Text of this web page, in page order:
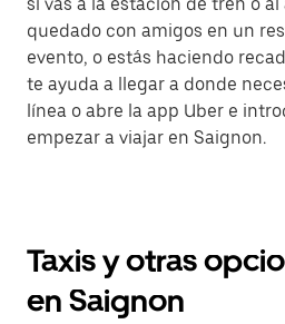
quedado con amigos en un
evento, o estás haciendo
te ayuda a llegar a donde
línea o abre la app Uber e
empezar a viajar en Saignon.
Taxis y otras
en Saignon